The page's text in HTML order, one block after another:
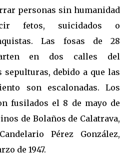
personas sin humanidad
fetos, suicidados o
Las fosas de 28
en dos calles del
debido a que las
son escalonadas. Los
fusilados el 8 de mayo de
de Bolaños de Calatrava,
Pérez González,
de 1947.